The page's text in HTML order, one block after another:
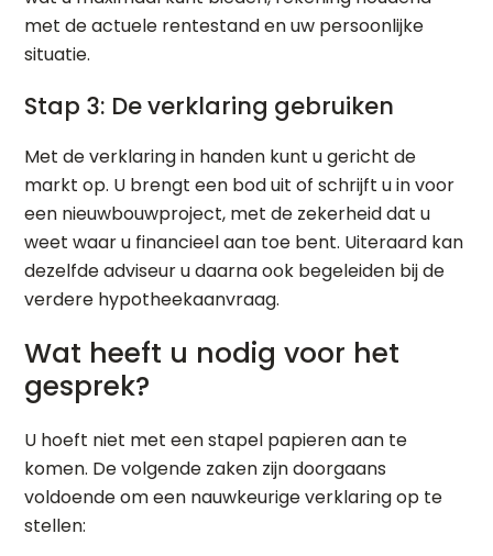
met de actuele rentestand en uw persoonlijke
situatie.
Stap 3: De verklaring gebruiken
Met de verklaring in handen kunt u gericht de
markt op. U brengt een bod uit of schrijft u in voor
een nieuwbouwproject, met de zekerheid dat u
weet waar u financieel aan toe bent. Uiteraard kan
dezelfde adviseur u daarna ook begeleiden bij de
verdere hypotheekaanvraag.
Wat heeft u nodig voor het
gesprek?
U hoeft niet met een stapel papieren aan te
komen. De volgende zaken zijn doorgaans
voldoende om een nauwkeurige verklaring op te
stellen: